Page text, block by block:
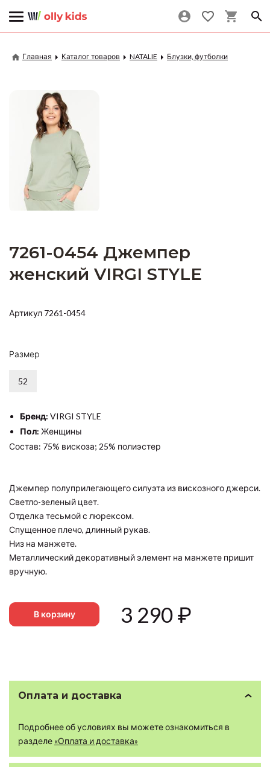
Главная Каталог товаров NATALIE Блузки, футболки
7261-0454 Джемпер
женский VIRGI STYLE
Артикул 7261-0454
Размер
52
Бренд: VIRGI STYLE
Пол: Женщины
Состав: 75% вискоза; 25% полиэстер
Джемпер полуприлегающего силуэта из вискозного джерси.
Светло-зеленый цвет.
Отделка тесьмой с люрексом.
Спущенное плечо, длинный рукав.
Низ на манжете.
Металлический декоративный элемент на манжете пришит
вручную.
В корзину 3 290₽
Оплата и доставка
Подробнее об условиях вы можете ознакомиться в
разделе «Оплата и доставка»